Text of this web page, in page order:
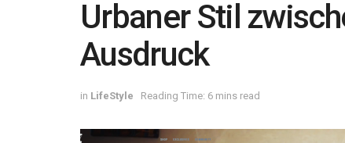
Urbaner Stil
Ausdruck
in LifeStyle Reading Time: 6 mins read